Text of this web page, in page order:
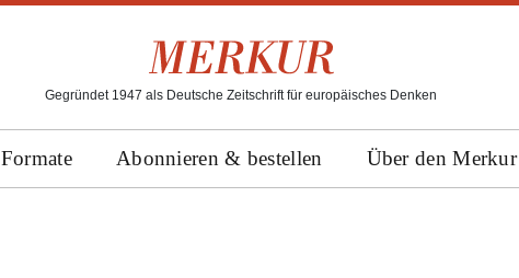
Gegründet 1947 als Deutsche Zeitschrift für europäisches Denken
Formate Abonnieren & bestellen Über den Merkur